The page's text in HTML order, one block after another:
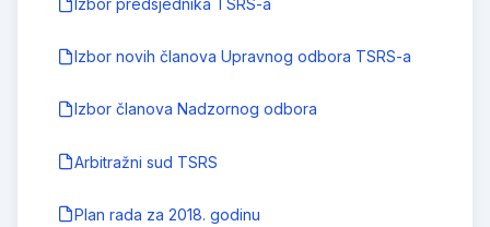
Izbor predsjednika TSRS-a
Izbor novih članova Upravnog odbora TSRS-a
Izbor članova Nadzornog odbora
Arbitražni sud TSRS
Plan rada za 2018. godinu